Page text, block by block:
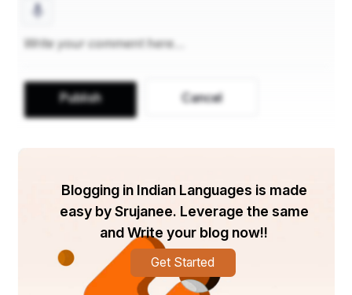
हो जाता है, उस वृन्दावनके माहात्म्यका किस प्रकार वर्णन किया जा
सकता है। इसलिये देवि! तुम सम्पूर्ण चित्तसे अपने हृदयके भीतर
वृन्दावन और श्री कृष्ण का महिमा
#भगवान्श्रीकृष्ण
Publish Cancel
Blogging in Indian Languages is made
easy by Srujanee. Leverage the same
and Write your blog now!!
Get Started